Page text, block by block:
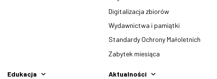
Digitalizacja zbiorów
Wydawnictwa i pamiątki
Standardy Ochrony Małoletnich
Zabytek miesiąca
Edukacja
Aktualności